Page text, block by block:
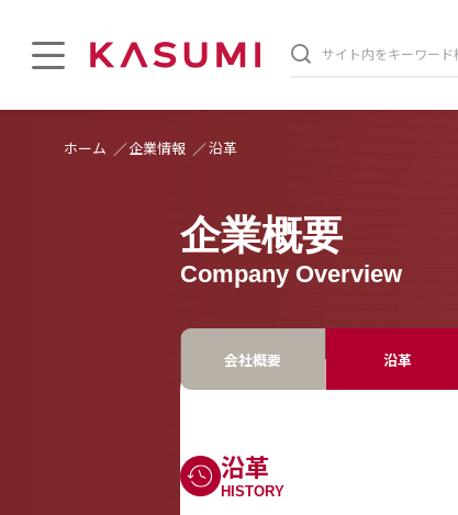
ホーム 企業情報 沿革
企業概要
Company Overview
会社概要 沿革
沿革
HISTORY